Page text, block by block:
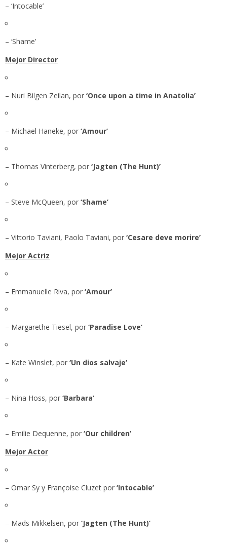
– ‘Intocable’
– ‘Shame’
Mejor Director
– Nuri Bilgen Zeilan, por ‘Once upon a time in Anatolia’
– Michael Haneke, por ‘Amour’
– Thomas Vinterberg, por ‘Jagten (The Hunt)’
– Steve McQueen, por ‘Shame’
– Vittorio Taviani, Paolo Taviani, por ‘Cesare deve morire’
Mejor Actriz
– Emmanuelle Riva, por ‘Amour’
– Margarethe Tiesel, por ‘Paradise Love’
– Kate Winslet, por ‘Un dios salvaje’
– Nina Hoss, por ‘Barbara’
– Emilie Dequenne, por ‘Our children’
Mejor Actor
– Omar Sy y Françoise Cluzet por ‘Intocable’
– Mads Mikkelsen, por ‘Jagten (The Hunt)’